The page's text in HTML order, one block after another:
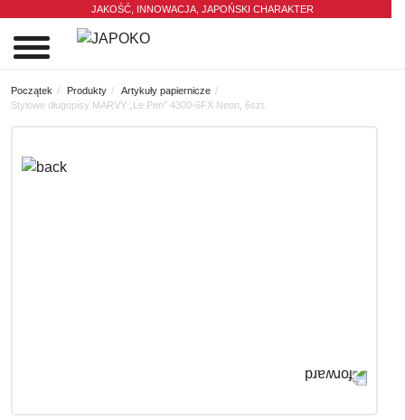
JAKOŚĆ, INNOWACJA, JAPOŃSKI CHARAKTER
Początek Produkty
Artykuły papiernicze
Stylowe długopisy MARVY „Le Pen” 4300-6FX Neon, 6szt.